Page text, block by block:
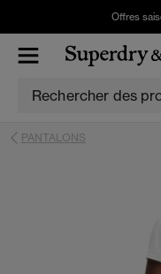
Offres
PANTALONS